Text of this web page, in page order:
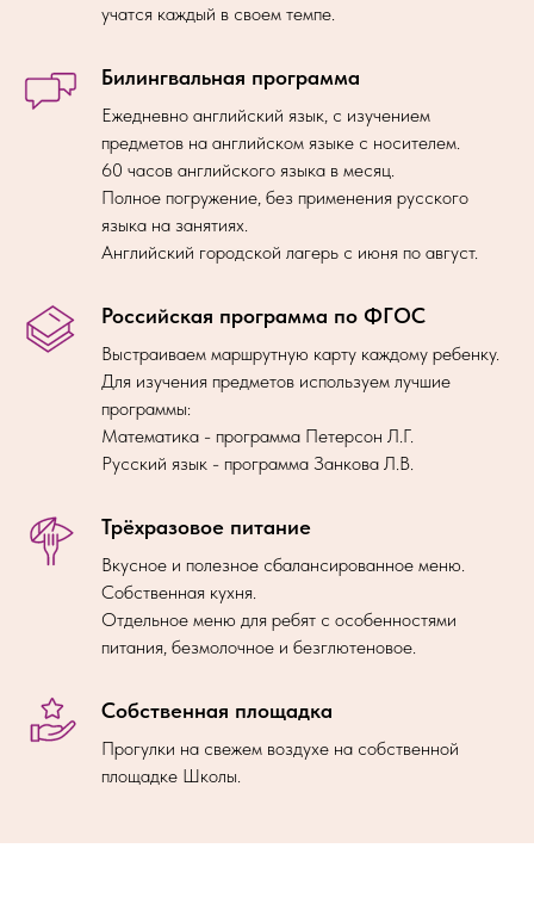
учатся каждый в своем темпе.
Билингвальная программа
Ежедневно английский язык, с изучением
предметов на английском языке с носителем.
60 часов английского языка в месяц.
Полное погружение, без применения русского
языка на занятиях.
Английский городской лагерь с июня по август.
Российская программа по ФГОС
Выстраиваем маршрутную карту каждому ребенку.
Для изучения предметов используем лучшие
программы:
Математика - программа Петерсон Л.Г.
Русский язык - программа Занкова Л.В.
Трёхразовое питание
Вкусное и полезное сбалансированное меню.
Собственная кухня.
Отдельное меню для ребят с особенностями
питания, безмолочное и безглютеновое.
Собственная площадка
Прогулки на свежем воздухе на собственной
площадке Школы.